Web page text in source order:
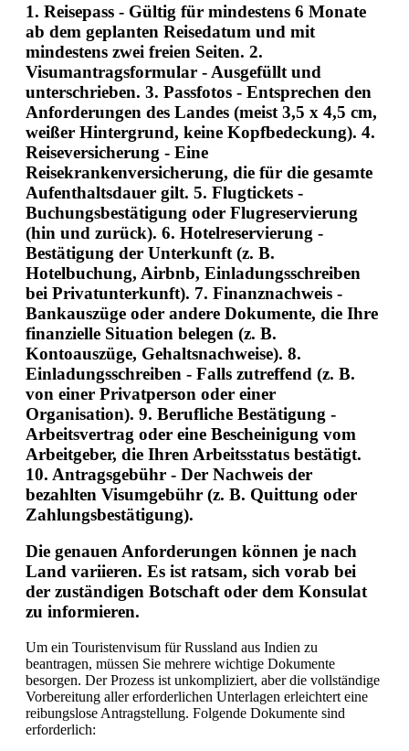
1. Reisepass - Gültig für mindestens 6 Monate
ab dem geplanten Reisedatum und mit
mindestens zwei freien Seiten. 2.
Visumantragsformular - Ausgefüllt und
unterschrieben. 3. Passfotos - Entsprechen den
Anforderungen des Landes (meist 3,5 x 4,5 cm,
weißer Hintergrund, keine Kopfbedeckung). 4.
Reiseversicherung - Eine
Reisekrankenversicherung, die für die gesamte
Aufenthaltsdauer gilt. 5. Flugtickets -
Buchungsbestätigung oder Flugreservierung
(hin und zurück). 6. Hotelreservierung -
Bestätigung der Unterkunft (z. B.
Hotelbuchung, Airbnb, Einladungsschreiben
bei Privatunterkunft). 7. Finanznachweis -
Bankauszüge oder andere Dokumente, die Ihre
finanzielle Situation belegen (z. B.
Kontoauszüge, Gehaltsnachweise). 8.
Einladungsschreiben - Falls zutreffend (z. B.
von einer Privatperson oder einer
Organisation). 9. Berufliche Bestätigung -
Arbeitsvertrag oder eine Bescheinigung vom
Arbeitgeber, die Ihren Arbeitsstatus bestätigt.
10. Antragsgebühr - Der Nachweis der
bezahlten Visumgebühr (z. B. Quittung oder
Zahlungsbestätigung).
Die genauen Anforderungen können je nach
Land variieren. Es ist ratsam, sich vorab bei
der zuständigen Botschaft oder dem Konsulat
zu informieren.
Um ein Touristenvisum für Russland aus Indien zu
beantragen, müssen Sie mehrere wichtige Dokumente
besorgen. Der Prozess ist unkompliziert, aber die vollständige
Vorbereitung aller erforderlichen Unterlagen erleichtert eine
reibungslose Antragstellung. Folgende Dokumente sind
erforderlich: